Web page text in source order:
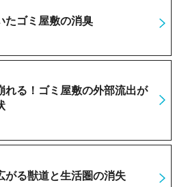
たゴミ屋敷の消臭
れる！ゴミ屋敷の外部流出が
がる獣道と生活圏の消失